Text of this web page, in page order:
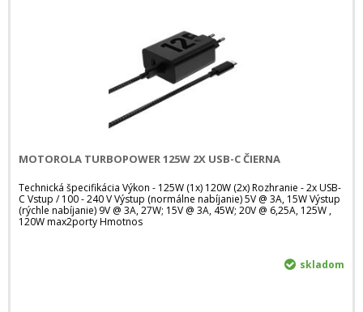
MOTOROLA TURBOPOWER 125W 2X USB-C ČIERNA
Technická špecifikácia Výkon - 125W (1x) 120W (2x) Rozhranie - 2x USB-
C Vstup / 100 - 240 V Výstup (normálne nabíjanie) 5V @ 3A, 15W Výstup
(rýchle nabíjanie) 9V @ 3A, 27W; 15V @ 3A, 45W; 20V @ 6,25A, 125W ,
120W max2porty Hmotnos
skladom